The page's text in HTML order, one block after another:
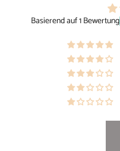
Basierend auf 1 Bewertung